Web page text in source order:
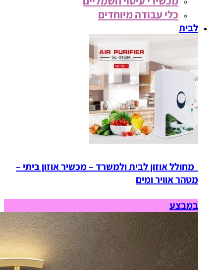
כלי עבודה מיוחדים
לבית
מחולל אוזון לבית ולמשרד – מכשיר אוזון ביתי –
מטהר אוויר ומים
במבצע